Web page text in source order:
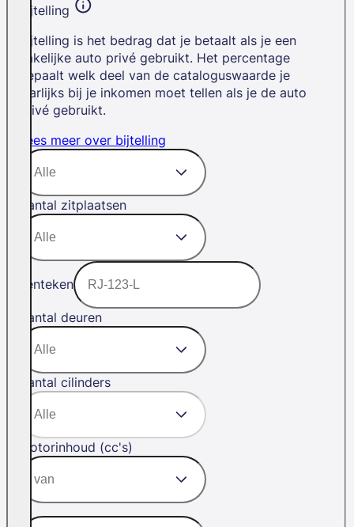
Bijtelling
Bijtelling is het bedrag dat je betaalt als je een
zakelijke auto privé gebruikt. Het percentage
bepaalt welk deel van de cataloguswaarde je
jaarlijks bij je inkomen moet tellen als je de auto
privé gebruikt.
Lees meer over bijtelling
Aantal zitplaatsen
Kenteken
Aantal deuren
Aantal cilinders
Motorinhoud (cc's)